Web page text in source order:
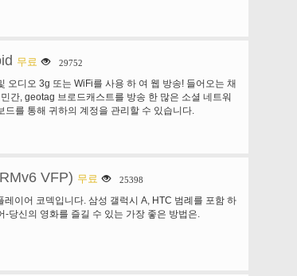
무료 29752
오디오 3g 또는 WiFi를 사용 하 여 웹 방송! 들어오는 채
간, geotag 브로드캐스트를 방송 한 많은 소셜 네트워
드를 통해 귀하의 계정을 관리할 수 있습니다.
VFP) 무료 25398
이어 코덱입니다. 삼성 갤럭시 A, HTC 범례를 포함 하
-당신의 영화를 즐길 수 있는 가장 좋은 방법은.